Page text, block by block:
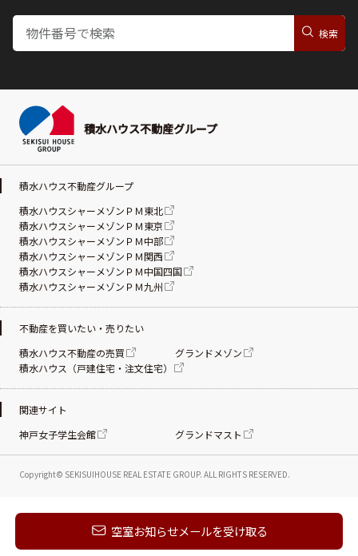
新着メールを受け取る
空室お知らせメールを受け取る
積水ハウス不動産グループ
Copyright© SEKISUIHOUSE REAL ESTATE GROUP. ALL RIGHTS RESERVED.
積水ハウス不動産グループ
積水ハウスシャーメゾンＰＭ東北
積水ハウスシャーメゾンＰＭ東京
積水ハウスシャーメゾンＰＭ中部
積水ハウスシャーメゾンＰＭ関西
積水ハウスシャーメゾンＰＭ中国四国
積水ハウスシャーメゾンＰＭ九州
不動産を買いたい・売りたい
積水ハウス不動産の売買
グランドメゾン
積水ハウス（戸建住宅・注文住宅）
関連サイト
神戸女子学生会館
グランドマスト